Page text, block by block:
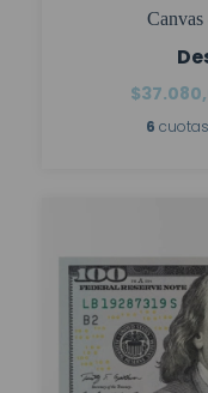
6